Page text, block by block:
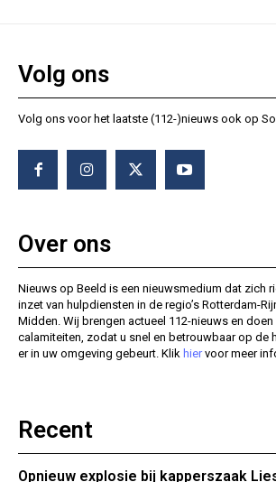
Volg ons
Volg ons voor het laatste (112-)nieuws ook op
Over ons
Nieuws op Beeld is een nieuwsmedium dat zich
inzet van hulpdiensten in de regio’s Rotterdam-
Midden. Wij brengen actueel 112-nieuws en doen
calamiteiten, zodat u snel en betrouwbaar op de
er in uw omgeving gebeurt. Klik hiervoor meer
Recent
Opnieuw explosie bij kapperszaak